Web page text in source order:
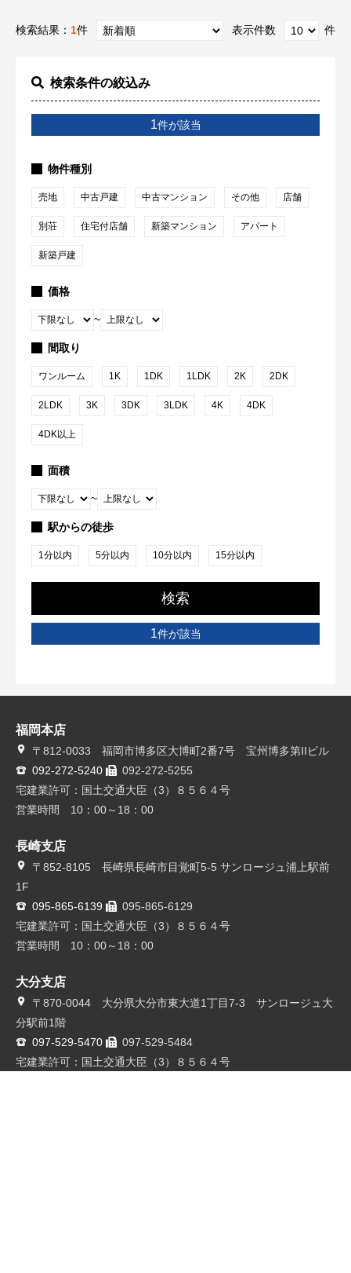
検索条件の絞込み
1件が該当
物件種別
売地 中古戸建 中古マンション その他 店舗
別荘 住宅付店舗 新築マンション アパート
新築戸建
価格
~
間取り
ワンルーム 1K 1DK 1LDK 2K 2DK
2LDK 3K 3DK 3LDK 4K 4DK
4DK以上
面積
~
駅からの徒歩
1分以内 5分以内 10分以内 15分以内
検索
1件が該当
検索結果： 1件 表示件数 件
福岡本店
〒812-0033 福岡市博多区大博町2番7号 宝州博多第IIビル
092-272-5240
092-272-5255
宅建業許可：国土交通大臣（3）８５６４号
営業時間 10：00～18：00
長崎支店
〒852-8105 長崎県長崎市目覚町5-5 サンロージュ浦上駅前
1F
095-865-6139
095-865-6129
宅建業許可：国土交通大臣（3）８５６４号
営業時間 10：00～18：00
大分支店
〒870-0044 大分県大分市東大道1丁目7-3 サンロージュ大
分駅前1階
097-529-5470
097-529-5484
宅建業許可：国土交通大臣（3）８５６４号